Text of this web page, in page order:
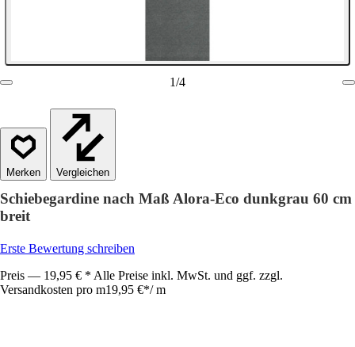
1/4
Vergleichen
Schiebegardine nach Maß Alora-Eco dunkgrau 60 cm
breit
Erste Bewertung schreiben
Preis — 19,95 € * Alle Preise inkl. MwSt. und ggf. zzgl.
Versandkosten pro m19,95 €*/ m